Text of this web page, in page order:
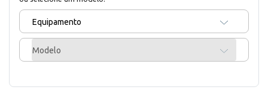
Equipamento
Modelo